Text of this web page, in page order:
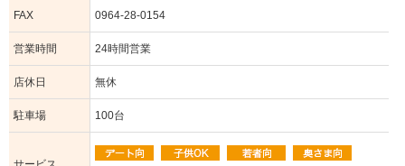
FAX 0964-28-0154
営業時間 24時間営業
店休日 無休
駐車場 100台